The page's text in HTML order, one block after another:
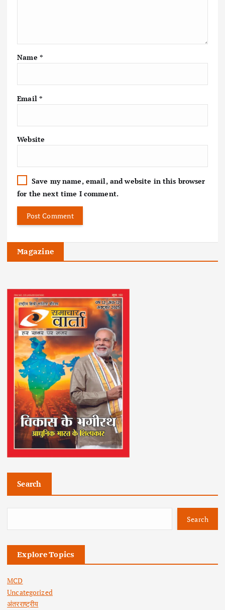
Name *
Email *
Website
Save my name, email, and website in this browser
for the next time I comment.
Magazine
Search
Search
Explore Topics
MCD
Uncategorized
अंतरराष्ट्रीय